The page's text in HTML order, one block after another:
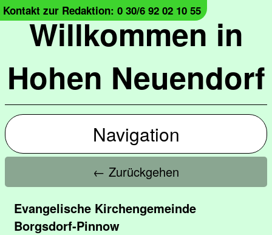
Willkommen in
Hohen Neuendorf
Kontakt zur Redaktion: 0 30/6 92 02 10 55
Navigation
← Zurückgehen
Evangelische Kirchengemeinde
Borgsdorf-Pinnow